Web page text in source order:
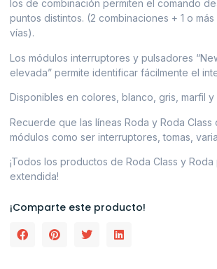
los de combinación permiten el comando
puntos distintos. (2 combinaciones + 1 o
vías).
Los módulos interruptores y pulsadores
elevada” permite identificar fácilmente el
Disponibles en colores, blanco, gris, marfil y
Recuerde que las líneas Roda y Roda Class
módulos como ser interruptores, tomas,
¡Todos los productos de Roda Class y
extendida!
¡Comparte este producto!